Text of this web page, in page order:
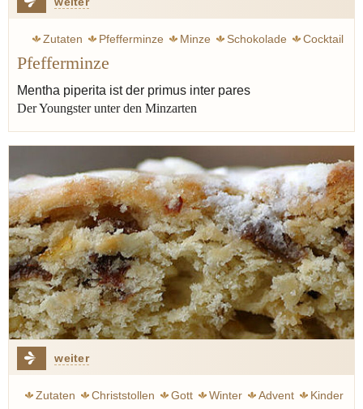
Zutaten Pfefferminze Minze Schokolade
Cocktail
Obst
Erdbeere
Pfefferminze
Mentha piperita ist der primus inter pares
Der Youngster unter den Minzarten
weiter
Zutaten Christstollen Gott Winter Advent
Kinder